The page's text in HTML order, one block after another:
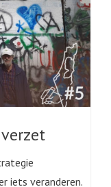
iets veranderen.